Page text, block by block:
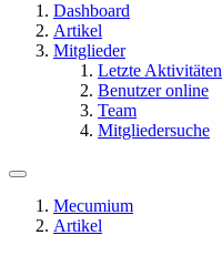
Dashboard
Artikel
Mitglieder
Letzte Aktivitäten
Benutzer online
Team
Mitgliedersuche
Mecumium
Artikel